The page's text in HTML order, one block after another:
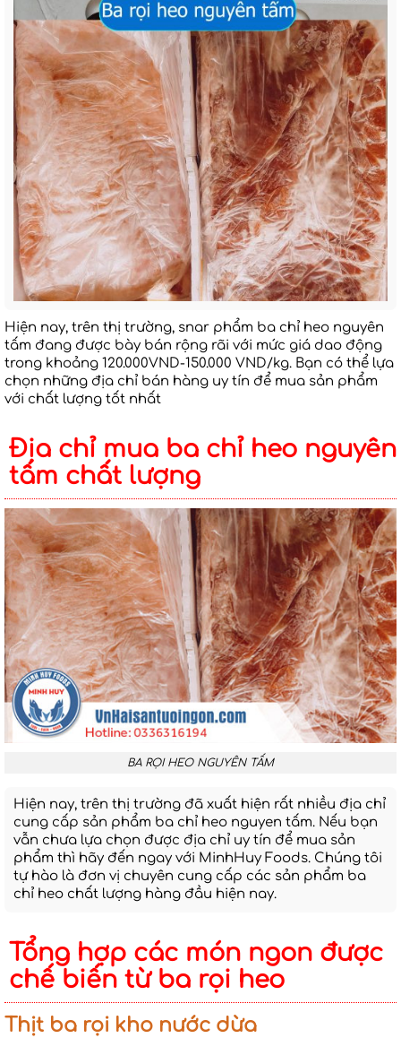
Hiện nay, trên thị trường, snar phẩm ba chỉ heo nguyên
tấm đang được bày bán rộng rãi với mức giá dao động
trong khoảng 120.000VND-150.000 VND/kg. Bạn có thể lựa
chọn những địa chỉ bán hàng uy tín để mua sản phẩm
với chất lượng tốt nhất
Địa chỉ mua ba chỉ heo nguyên
tấm chất lượng
BA RỌI HEO NGUYÊN TẤM
Hiện nay, trên thị trường đã xuất hiện rất nhiều địa chỉ
cung cấp sản phẩm ba chỉ heo nguyen tấm. Nếu bạn
vẫn chưa lựa chọn được địa chỉ uy tín để mua sản
phẩm thì hãy đến ngay với MinhHuy Foods. Chúng tôi
tự hào là đơn vị chuyên cung cấp các sản phẩm ba
chỉ heo chất lượng hàng đầu hiện nay.
Tổng hợp các món ngon được
chế biến từ ba rọi heo
Thịt ba rọi kho nước dừa